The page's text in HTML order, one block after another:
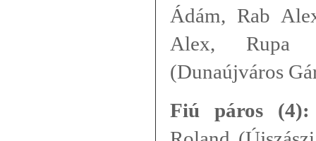
Ádám, Rab
Alex, Rupa
(Dunaújváros
Fiú páros (4):